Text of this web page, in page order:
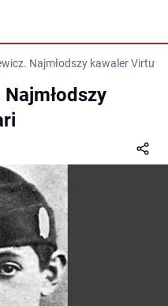
Najmłodszy kawaler Virtuti